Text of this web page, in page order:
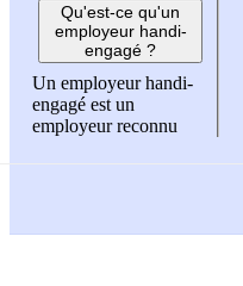
Qu'est-ce qu'un
employeur handi-
engagé ?
Un employeur handi-
engagé est un
employeur reconnu